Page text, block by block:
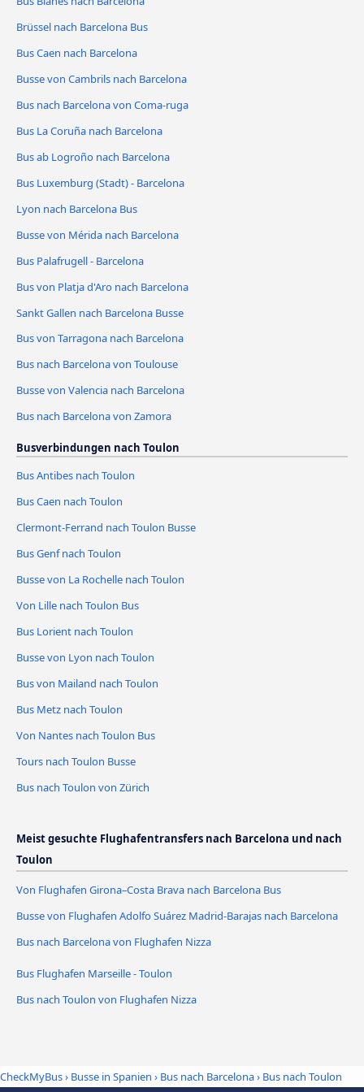
Brüssel nach Barcelona Bus
Bus Caen nach Barcelona
Busse von Cambrils nach Barcelona
Bus nach Barcelona von Coma-ruga
Bus La Coruña nach Barcelona
Bus ab Logroño nach Barcelona
Bus Luxemburg (Stadt) - Barcelona
Lyon nach Barcelona Bus
Busse von Mérida nach Barcelona
Bus Palafrugell - Barcelona
Bus von Platja d'Aro nach Barcelona
Sankt Gallen nach Barcelona Busse
Bus von Tarragona nach Barcelona
Bus nach Barcelona von Toulouse
Busse von Valencia nach Barcelona
Bus nach Barcelona von Zamora
Busverbindungen nach Toulon
Bus Antibes nach Toulon
Bus Caen nach Toulon
Clermont-Ferrand nach Toulon Busse
Bus Genf nach Toulon
Busse von La Rochelle nach Toulon
Von Lille nach Toulon Bus
Bus Lorient nach Toulon
Busse von Lyon nach Toulon
Bus von Mailand nach Toulon
Bus Metz nach Toulon
Von Nantes nach Toulon Bus
Tours nach Toulon Busse
Bus nach Toulon von Zürich
Meist gesuchte Flughafentransfers nach Barcelona und nach
Toulon
Von Flughafen Girona–Costa Brava nach Barcelona Bus
Busse von Flughafen Adolfo Suárez Madrid-Barajas nach Barcelona
Bus nach Barcelona von Flughafen Nizza
Bus Flughafen Marseille - Toulon
Bus nach Toulon von Flughafen Nizza
CheckMyBus› Busse in Spanien › Bus nach Barcelona› Bus nach Toulon